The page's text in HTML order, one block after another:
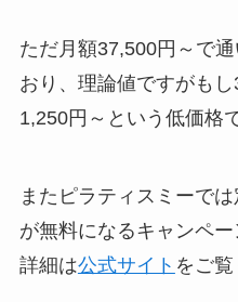
ただ月額37,500円～で
おり、理論値ですがも
1,250円～という低価格
またピラティスミーで
が無料になるキャンペー
詳細は公式サイト をご覧